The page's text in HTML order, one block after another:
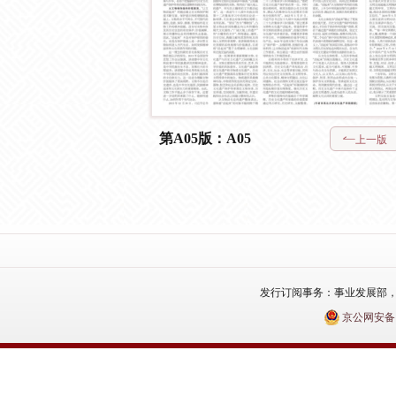
第A05版：A05 上一版
发行订阅事务：事业发展部
京公网安备